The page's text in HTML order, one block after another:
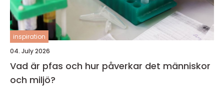
inspiration
04. July 2026
Vad är pfas och hur påverkar det människor
och miljö?